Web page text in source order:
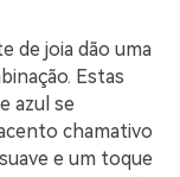
de joia dão uma
Estas
azul se
chamativo
e um toque